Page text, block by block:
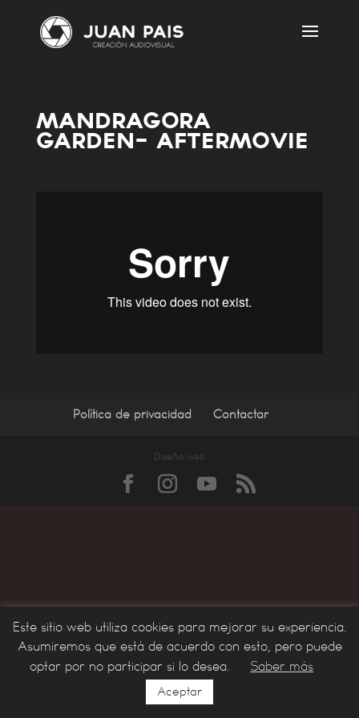
MANDRAGORA
GARDEN- AFTERMOVIE
Política de privacidad Contactar
Diseño web
Este sitio web utiliza cookies para mejorar su experiencia.
Asumiremos que está de acuerdo con esto, pero puede
optar por no participar si lo desea.
Saber más
Aceptar